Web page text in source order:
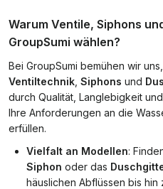
Warum Ventile, Siphons
GroupSumi wählen?
Bei GroupSumi bemühen wir
Ventiltechnik Siphons und
durch Qualität, Langlebigkeit
Ihre Anforderungen an die
erfüllen.
Vielfalt an Modellen:
Siphon oder das
häuslichen Abflüssen bis